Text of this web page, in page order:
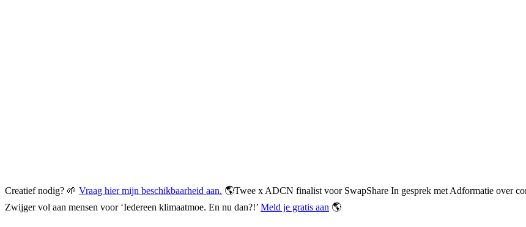
Creatief nodig? 🌱 Vraag hier mijn beschikbaarheid aan. 🌎Twee x ADCN finalist voor SwapShare In gesprek met Adformatie over
Zwijger vol aan mensen voor ‘Iedereen klimaatmoe. En nu dan?!’ Meld je gratis aan 🌎